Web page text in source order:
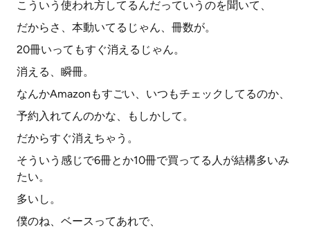
こういう使われ方してるんだっていうのを聞いて、
だからさ、本動いてるじゃん、冊数が。
20冊いってもすぐ消えるじゃん。
消える、瞬冊。
なんかAmazonもすごい、いつもチェックしてるのか、
予約入れてんのかな、もしかして。
だからすぐ消えちゃう。
そういう感じで6冊とか10冊で買ってる人が結構多いみ
たい。
多いし。
僕のね、ベースってあれで、